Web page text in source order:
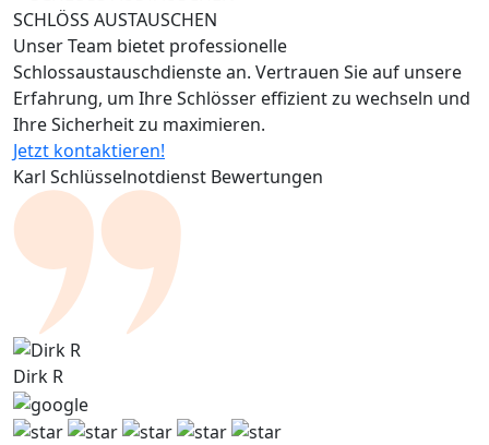
SCHLÖSS AUSTAUSCHEN
Unser Team bietet professionelle
Schlossaustauschdienste an. Vertrauen Sie auf unsere
Erfahrung, um Ihre Schlösser effizient zu wechseln und
Ihre Sicherheit zu maximieren.
Jetzt kontaktieren!
Karl Schlüsselnotdienst Bewertungen
Dirk R